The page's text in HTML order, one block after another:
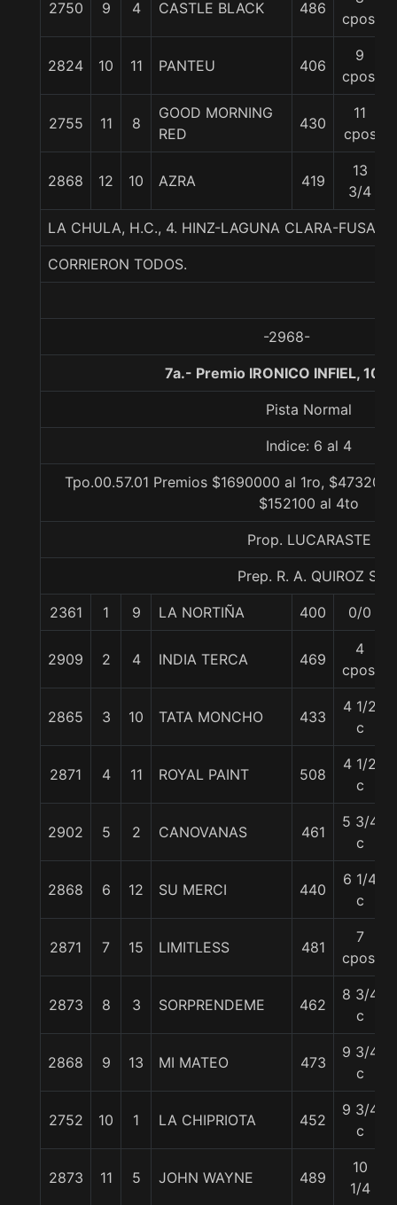
2750 9 4 CASTLE BLACK 486
cpos.
2824 10 11 PANTEU 406
9
cpos.
2755 11 8
GOOD MORNING
RED
430
11
cpos
2868 12 10 AZRA 419
13
3/4
LA CHULA, H.C., 4. HINZ-LAGUNA CLARA-
CORRIERON TODOS.
-2968-
7a.- Premio IRONICO INFIEL,
Pista Normal
Indice: 6 al 4
Tpo.00.57.01 Premios $1690000 al 1ro,
$152100 al 4to
Prop. LUCARASTE
Prep. R. A. QUIROZ S.
2361 1 9 LA NORTIÑA 400 0/0
2909 2 4 INDIA TERCA 469
4
cpos.
2865 3 10 TATA MONCHO 433
4 1/2
c
2871 4 11 ROYAL PAINT 508
4 1/2
c
2902 5 2 CANOVANAS 461
5 3/4
c
2868 6 12 SU MERCI 440
6 1/4
c
2871 7 15 LIMITLESS 481
7
cpos.
2873 8 3 SORPRENDEME 462
8 3/4
c
2868 9 13 MI MATEO 473
9 3/4
c
2752 10 1 LA CHIPRIOTA 452
9 3/4
c
2873 11 5 JOHN WAYNE 489
10
1/4